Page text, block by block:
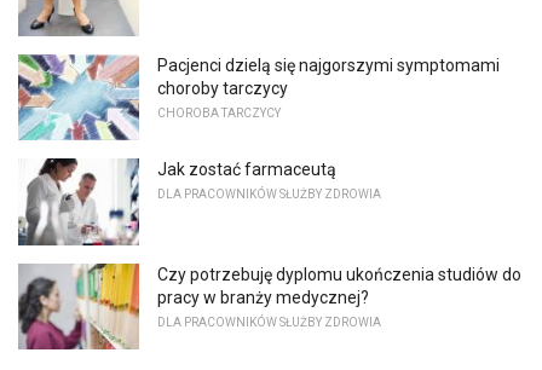
Pacjenci dzielą się najgorszymi symptomami
choroby tarczycy
CHOROBA TARCZYCY
Jak zostać farmaceutą
DLA PRACOWNIKÓW SŁUŻBY ZDROWIA
Czy potrzebuję dyplomu ukończenia studiów do
pracy w branży medycznej?
DLA PRACOWNIKÓW SŁUŻBY ZDROWIA